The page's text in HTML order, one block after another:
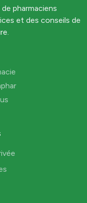
pharmaciens
et des conseils de